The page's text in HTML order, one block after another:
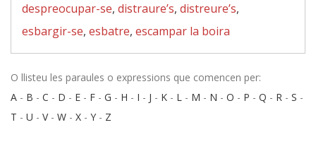
despreocupar-se, distraure’s, distreure’s,
esbargir-se, esbatre, escampar la boira
O llisteu les paraules o expressions que comencen per:
A - B - C - D - E - F - G - H - I - J - K - L - M - N - O - P - Q - R - S -
T - U - V- W - X - Y - Z